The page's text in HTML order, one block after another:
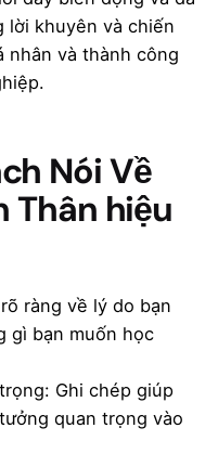
lời khuyên và chiến
nhân và thành công
Nói Về
Thân hiệu
ràng về lý do bạn
gì bạn muốn học
Ghi chép giúp
quan trọng vào